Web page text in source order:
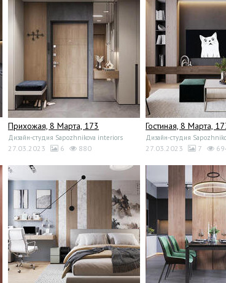
Прихожая, 8 Марта, 173
Дизайн-студия Sapozhnikova interiors
27.03.2023 6 880
Гостиная, 8 Марта,
Дизайн-студия
27.03.2023 7